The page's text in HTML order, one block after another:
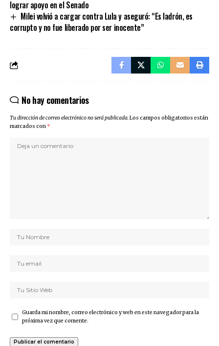
lograr apoyo en el Senado
Milei volvió a cargar contra Lula y aseguró: “Es ladrón, es
corrupto y no fue liberado por ser inocente”
No hay comentarios
Tu dirección de correo electrónico no será publicada.Los campos obligatorios están
marcados con *
Guarda mi nombre, correo electrónico y web en este navegador para la
próxima vez que comente.